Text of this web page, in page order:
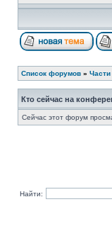
Список форумов » Части
Кто сейчас на
Сейчас этот форум
Найти: